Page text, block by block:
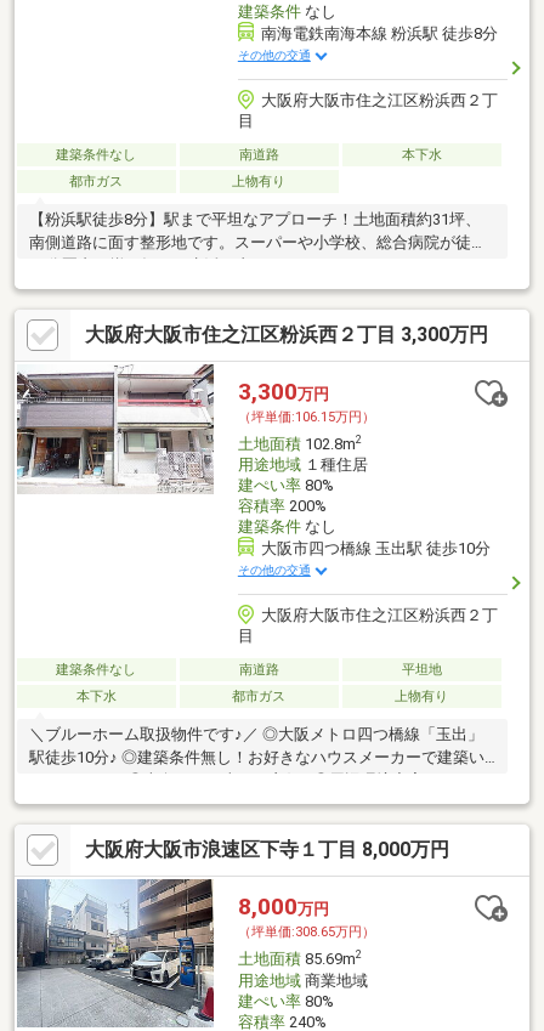
建築条件なし
南海電鉄南海本線 粉浜駅 徒歩8分
その他の交通
大阪府大阪市住之江区粉浜西２丁
目
建築条件なし 南道路
本下水
都市ガス
上物有り
【粉浜駅徒歩8分】駅まで平坦なアプローチ！土地面積約31坪、
南側道路に面す整形地です。スーパーや小学校、総合病院が徒歩
大阪府大阪市住之江区粉浜西２丁目 3,300万円
3,300万円
（坪単価:106.15万円）
土地面積102.8m2
用途地域１種住居
建ぺい率80%
容積率200%
建築条件なし
大阪市四つ橋線 玉出駅 徒歩10分
その他の交通
大阪府大阪市住之江区粉浜西２丁
目
建築条件なし 南道路
平坦地
本下水
都市ガス 上物有り
＼ブルーホーム取扱物件です♪／ ◎大阪メトロ四つ橋線「玉出」
駅徒歩10分♪ ◎建築条件無し！お好きなハウスメーカーで建築い
ます！
大阪府大阪市浪速区下寺１丁目 8,000万円
8,000万円
（坪単価:308.65万円）
土地面積85.69m2
用途地域商業地域
建ぺい率80%
容積率240%